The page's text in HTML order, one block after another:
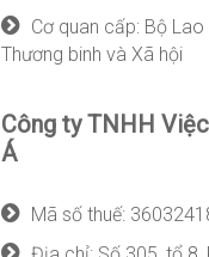
Cơ quan cấp: Bộ Lao
Thương binh và Xã hội
Công ty TNHH
Á
Mã số thuế: